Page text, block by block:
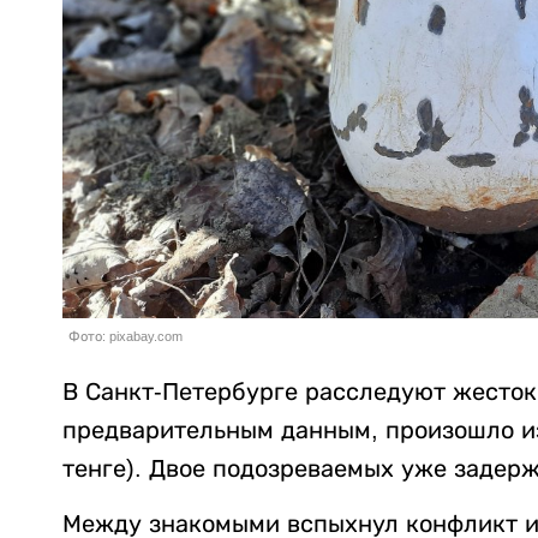
Фото: pixabay.com
В Санкт-Петербурге расследуют
предварительным данным, произошло
тенге). Двое подозреваемых уже
Между знакомыми вспыхнул конфликт